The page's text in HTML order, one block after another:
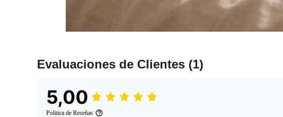
Evaluaciones de Clientes (1)
5,00
Política de Reseñas